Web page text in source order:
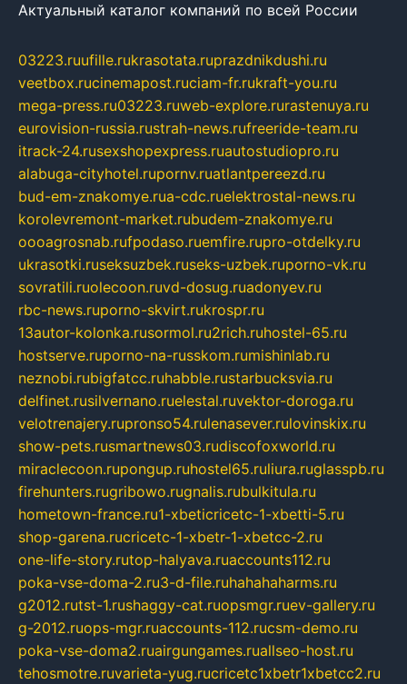
Актуальный каталог компаний по всей России
03223.ruufille.rukrasotata.ruprazdnikdushi.ru
veetbox.rucinemapost.ruciam-fr.rukraft-you.ru
mega-press.ru03223.ruweb-explore.rurastenuya.ru
eurovision-russia.rustrah-news.rufreeride-team.ru
itrack-24.rusexshopexpress.ruautostudiopro.ru
alabuga-cityhotel.rupornv.ruatlantpereezd.ru
bud-em-znakomye.rua-cdc.ruelektrostal-news.ru
korolevremont-market.rubudem-znakomye.ru
oooagrosnab.rufpodaso.ruemfire.rupro-otdelky.ru
ukrasotki.ruseksuzbek.ruseks-uzbek.ruporno-vk.ru
sovratili.ruolecoon.ruvd-dosug.ruadonyev.ru
rbc-news.ruporno-skvirt.rukrospr.ru
13autor-kolonka.rusormol.ru2rich.ruhostel-65.ru
hostserve.ruporno-na-russkom.rumishinlab.ru
neznobi.rubigfatcc.ruhabble.rustarbucksvia.ru
delfinet.rusilvernano.ruelestal.ruvektor-doroga.ru
velotrenajery.rupronso54.rulenasever.rulovinskix.ru
show-pets.rusmartnews03.rudiscofoxworld.ru
miraclecoon.rupongup.ruhostel65.ruliura.ruglasspb.ru
firehunters.rugribowo.rugnalis.rubulkitula.ru
hometown-france.ru1-xbeticricetc-1-xbetti-5.ru
shop-garena.rucricetc-1-xbetr-1-xbetcc-2.ru
one-life-story.rutop-halyava.ruaccounts112.ru
poka-vse-doma-2.ru3-d-file.ruhahahaharms.ru
g2012.rutst-1.rushaggy-cat.ruopsmgr.ruev-gallery.ru
g-2012.ruops-mgr.ruaccounts-112.rucsm-demo.ru
poka-vse-doma2.ruairgungames.ruallseo-host.ru
tehosmotre.ruvarieta-yug.rucricetc1xbetr1xbetcc2.ru